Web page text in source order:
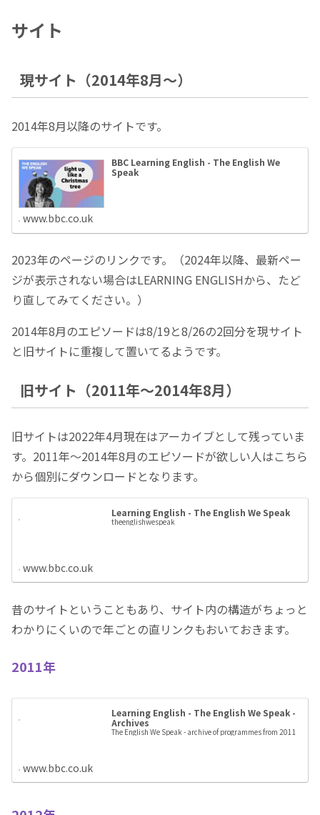
サイト
現サイト（2014年8月～）
2014年8月以降のサイトです。
BBC Learning English - The English We
Speak
www.bbc.co.uk
2023年のページのリンクです。（2024年以降、最新ペー
ジが表示されない場合はLEARNING ENGLISHから、たど
り直してみてください。）
2014年8月のエピソードは8/19と8/26の2回分を現サイト
と旧サイトに重複して置いてるようです。
旧サイト（2011年～2014年8月）
旧サイトは2022年4月現在はアーカイブとして残っていま
す。2011年～2014年8月のエピソードが欲しい人はこちら
から個別にダウンロードとなります。
Learning English - The English We Speak
theenglishwespeak
www.bbc.co.uk
昔のサイトということもあり、サイト内の構造がちょっと
わかりにくいので年ごとの直リンクもおいておきます。
2011年
Learning English - The English We Speak -
Archives
The English We Speak - archive of programmes from 2011
www.bbc.co.uk